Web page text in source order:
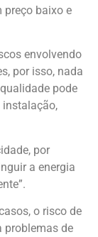
preço baixo e
envolvendo
por isso, nada
pode
instalação,
por
a energia
o risco de
problemas de